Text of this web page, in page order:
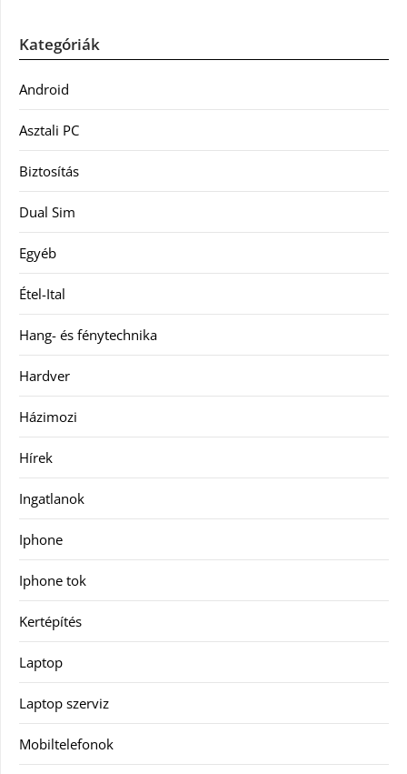
Kategóriák
Android
Asztali PC
Biztosítás
Dual Sim
Egyéb
Étel-Ital
Hang- és fénytechnika
Hardver
Házimozi
Hírek
Ingatlanok
Iphone
Iphone tok
Kertépítés
Laptop
Laptop szerviz
Mobiltelefonok